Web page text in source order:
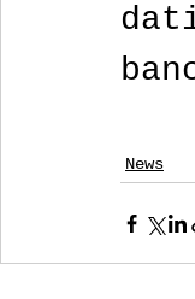
News